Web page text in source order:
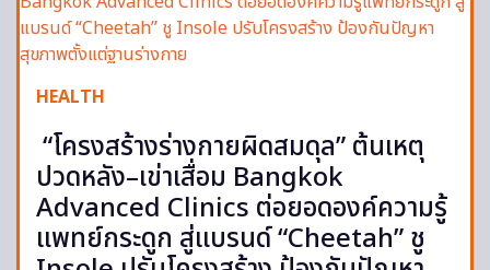
HEALTH
“โครงสร้างร่างกายผิดสมดุล” ต้นเหตุ
ปวดหลัง–เข่าเสื่อม Bangkok
Advanced Clinics ต่อยอดองค์ความรู้
แพทย์กระดูก สู่แบรนด์ “Cheetah” ชู